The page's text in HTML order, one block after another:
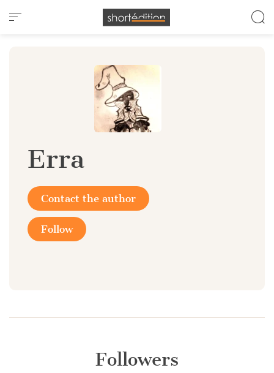
Cookies management panel
Erra
Contact the author
Follow
Followers